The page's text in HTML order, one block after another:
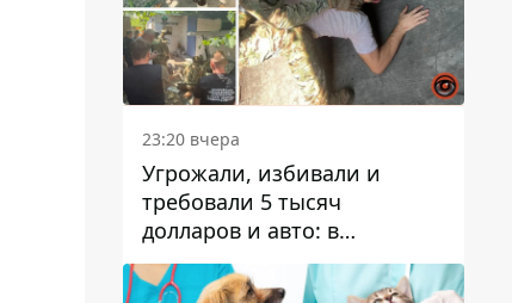
23:20 вчера
Угрожали, избивали и
требовали 5 тысяч
долларов и авто: в
Павлограде задержали двух
мужчин